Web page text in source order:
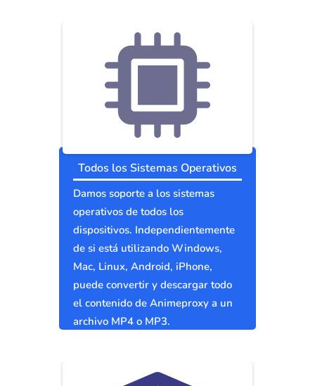
Todos los Sistemas Operativos
Damos soporte a los sistemas
operativos de todos los
dispositivos. Independientemente
de si está utilizando Windows,
Mac, Linux, Android, iPhone,
puede convertir y descargar todo
el contenido de Animeproxy a un
archivo MP4 o MP3.